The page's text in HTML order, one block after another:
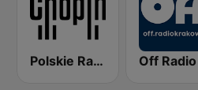
Polskie Radio Chopin